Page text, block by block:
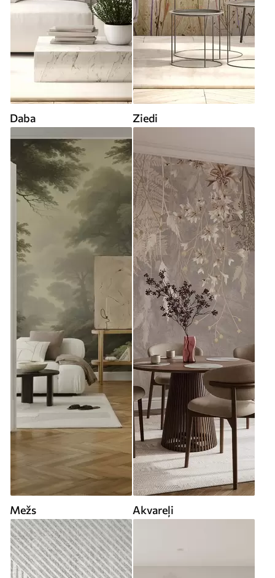
Daba Ziedi
Mežs Akvareļi